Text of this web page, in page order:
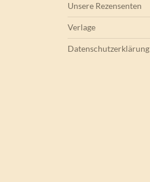
Unsere Rezensenten
Verlage
Datenschutzerklärung